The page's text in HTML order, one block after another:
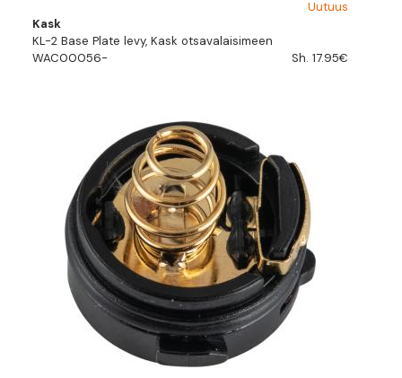
Uutuus
Kask
KL-2 Base Plate levy, Kask otsavalaisimeen
WAC00056-
Sh. 17.95€